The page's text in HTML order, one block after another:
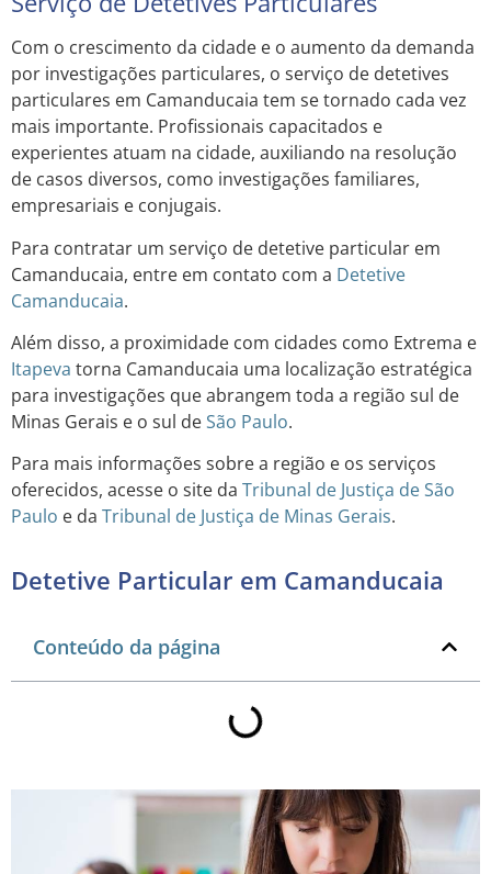
Com o crescimento da cidade e o aumento da demanda
por investigações particulares, o serviço de detetives
particulares em Camanducaia tem se tornado cada vez
mais importante. Profissionais capacitados e
experientes atuam na cidade, auxiliando na resolução
de casos diversos, como investigações familiares,
empresariais e conjugais.
Para contratar um serviço de detetive particular em
Camanducaia, entre em contato com a Detetive
Camanducaia.
Além disso, a proximidade com cidades como Extrema e
Itapeva torna Camanducaia uma localização estratégica
para investigações que abrangem toda a região sul de
Minas Gerais e o sul deSão Paulo.
Para mais informações sobre a região e os serviços
oferecidos, acesse o site da Tribunal de Justiça de São
Paulo e da Tribunal de Justiça de Minas Gerais.
Detetive Particular em Camanducaia
Conteúdo da página